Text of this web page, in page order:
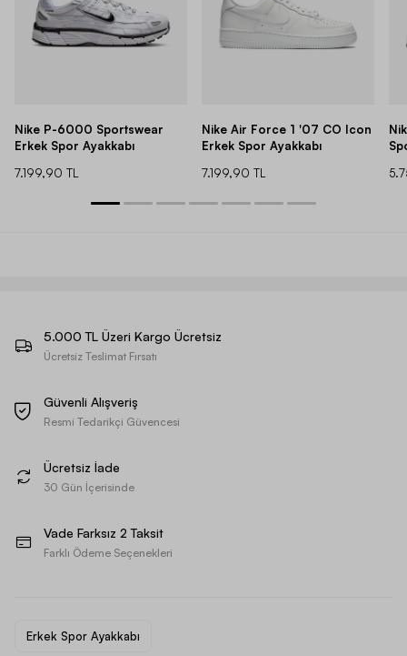
Nike P-6000 Sportswear
Erkek Spor Ayakkabı
7.199,90 TL
Nike Air Force 1 '07 CO Icon
Erkek Spor Ayakkabı
7.199,90 TL
5.000 TL Üzeri Kargo Ücretsiz
Ücretsiz Teslimat Fırsatı
Güvenli Alışveriş
Resmi Tedarikçi Güvencesi
Ücretsiz İade
30 Gün İçerisinde
Vade Farksız 2 Taksit
Farklı Ödeme Seçenekleri
Erkek Spor Ayakkabı